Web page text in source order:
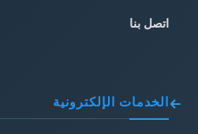
اتصل بنا
الخدمات الإلكترونية